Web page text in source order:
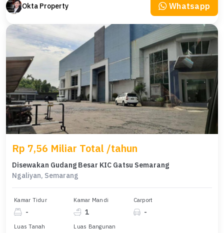
Okta Property Whatsapp
Rp 7,56 Miliar Total /tahun
Disewakan Gudang Besar KIC Gatsu Semarang
Ngaliyan, Semarang
Kamar Tidur
-
Kamar Mandi
1
Carport
-
Luas Tanah Luas Bangunan